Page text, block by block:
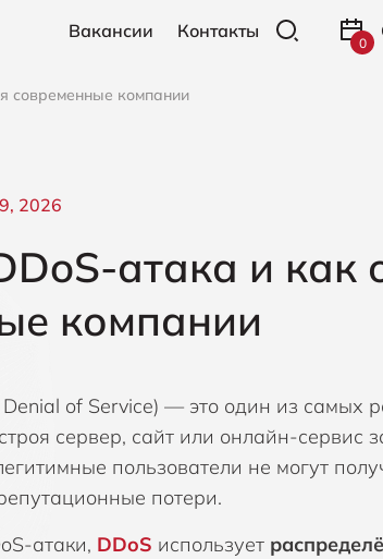
приманки MDM,
аутентификация
автоматизация и
Компания Outkept
Компания Picus
Компания
Компания RedSeal
Вакансии Контакты
0
современные компании
2026
атака и
компании
of Service) — это один из самых
сервер, сайт или онлайн-сервис
пользователи не могут
потери.
атаки, DDoS использует